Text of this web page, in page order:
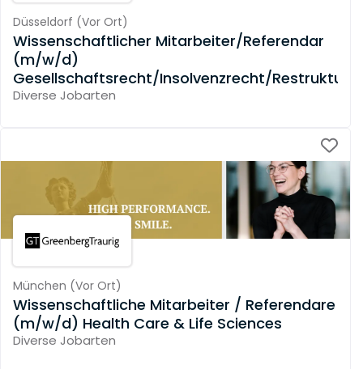
Düsseldorf (Vor Ort)
Wissenschaftlicher Mitarbeiter/Referendar
(m/w/d)
Gesellschaftsrecht/Insolvenzrecht/
Diverse Jobarten
München (Vor Ort)
Wissenschaftliche Mitarbeiter / Referendare
(m/w/d) Health Care & Life Sciences
Diverse Jobarten